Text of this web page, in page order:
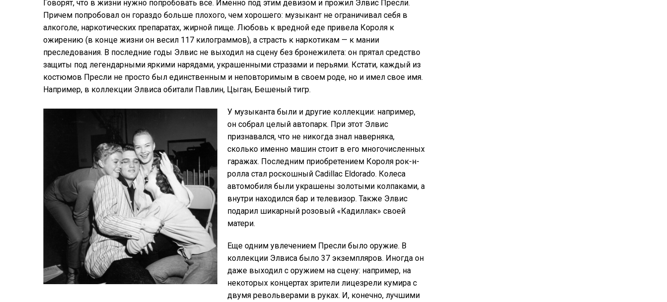
Говорят, что в жизни нужно попробовать все. Именно под этим девизом и прожил Элвис Пресли.
Причем попробовал он гораздо больше плохого, чем хорошего: музыкант не ограничивал себя в
алкоголе, наркотических препаратах, жирной пище. Любовь к вредной еде привела Короля к
ожирению (в конце жизни он весил 117 килограммов), а страсть к наркотикам — к мании
преследования. В последние годы Элвис не выходил на сцену без бронежилета: он прятал средство
защиты под легендарными яркими нарядами, украшенными стразами и перьями. Кстати, каждый из
костюмов Пресли не просто был единственным и неповторимым в своем роде, но и имел свое имя.
Например, в коллекции Элвиса обитали Павлин, Цыган, Бешеный тигр.
У музыканта были и другие коллекции: например,
он собрал целый автопарк. При этот Элвис
признавался, что не никогда знал наверняка,
сколько именно машин стоит в его многочисленных
гаражах. Последним приобретением Короля рок-н-
ролла стал роскошный Cadillac Eldorado. Колеса
автомобиля были украшены золотыми колпаками, а
внутри находился бар и телевизор. Также Элвис
подарил шикарный розовый «Кадиллак» своей
матери.
Еще одним увлечением Пресли было оружие. В
коллекции Элвиса было 37 экземпляров. Иногда он
даже выходил с оружием на сцену: например, на
некоторых концертах зрители лицезрели кумира с
двумя револьверами в руках. И, конечно, лучшими